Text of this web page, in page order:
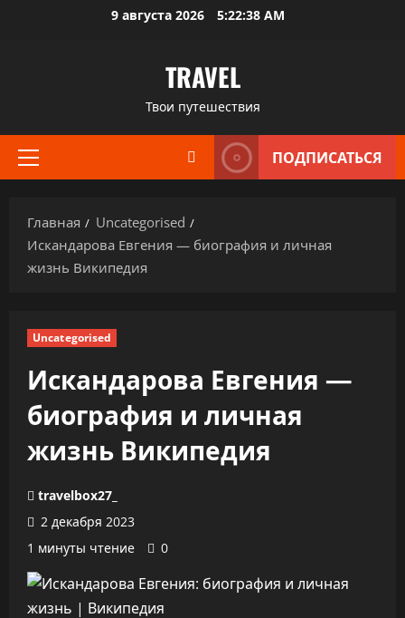
9 августа 2026 5:22:39 AM
TRAVEL
Твои путешествия
Основное
ПОДПИСАТЬСЯ
Главная
Uncategorised
Искандарова Евгения — биография и личная
жизнь Википедия
Uncategorised
Искандарова Евгения —
биография и личная
жизнь Википедия
travelbox27_
2 декабря 2023
1 минуты чтение
0